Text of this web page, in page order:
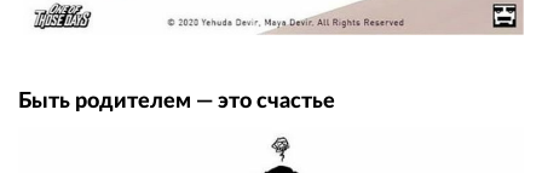
Быть родителем — это счастье